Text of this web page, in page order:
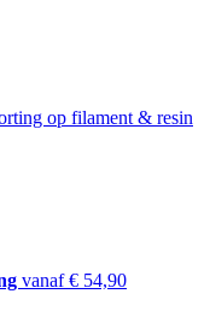
op filament & resin
vanaf € 54,90